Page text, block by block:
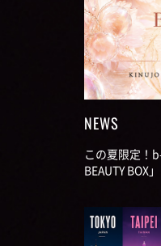
NEWS
この夏限定！
BEAUTY BOX